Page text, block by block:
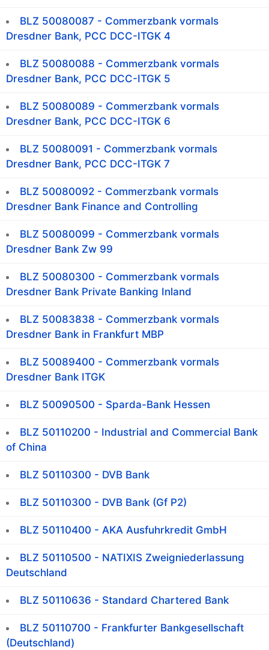
BLZ 50080087 - Commerzbank vormals
Dresdner Bank, PCC DCC-ITGK 4
BLZ 50080088 - Commerzbank vormals
Dresdner Bank, PCC DCC-ITGK 5
BLZ 50080089 - Commerzbank vormals
Dresdner Bank, PCC DCC-ITGK 6
BLZ 50080091 - Commerzbank vormals
Dresdner Bank, PCC DCC-ITGK 7
BLZ 50080092 - Commerzbank vormals
Dresdner Bank Finance and Controlling
BLZ 50080099 - Commerzbank vormals
Dresdner Bank Zw 99
BLZ 50080300 - Commerzbank vormals
Dresdner Bank Private Banking Inland
BLZ 50083838 - Commerzbank vormals
Dresdner Bank in Frankfurt MBP
BLZ 50089400 - Commerzbank vormals
Dresdner Bank ITGK
BLZ 50090500 - Sparda-Bank Hessen
BLZ 50110200 - Industrial and Commercial Bank
of China
BLZ 50110300 - DVB Bank
BLZ 50110300 - DVB Bank (Gf P2)
BLZ 50110400 - AKA Ausfuhrkredit GmbH
BLZ 50110500 - NATIXIS Zweigniederlassung
Deutschland
BLZ 50110636 - Standard Chartered Bank
BLZ 50110700 - Frankfurter Bankgesellschaft
(Deutschland)